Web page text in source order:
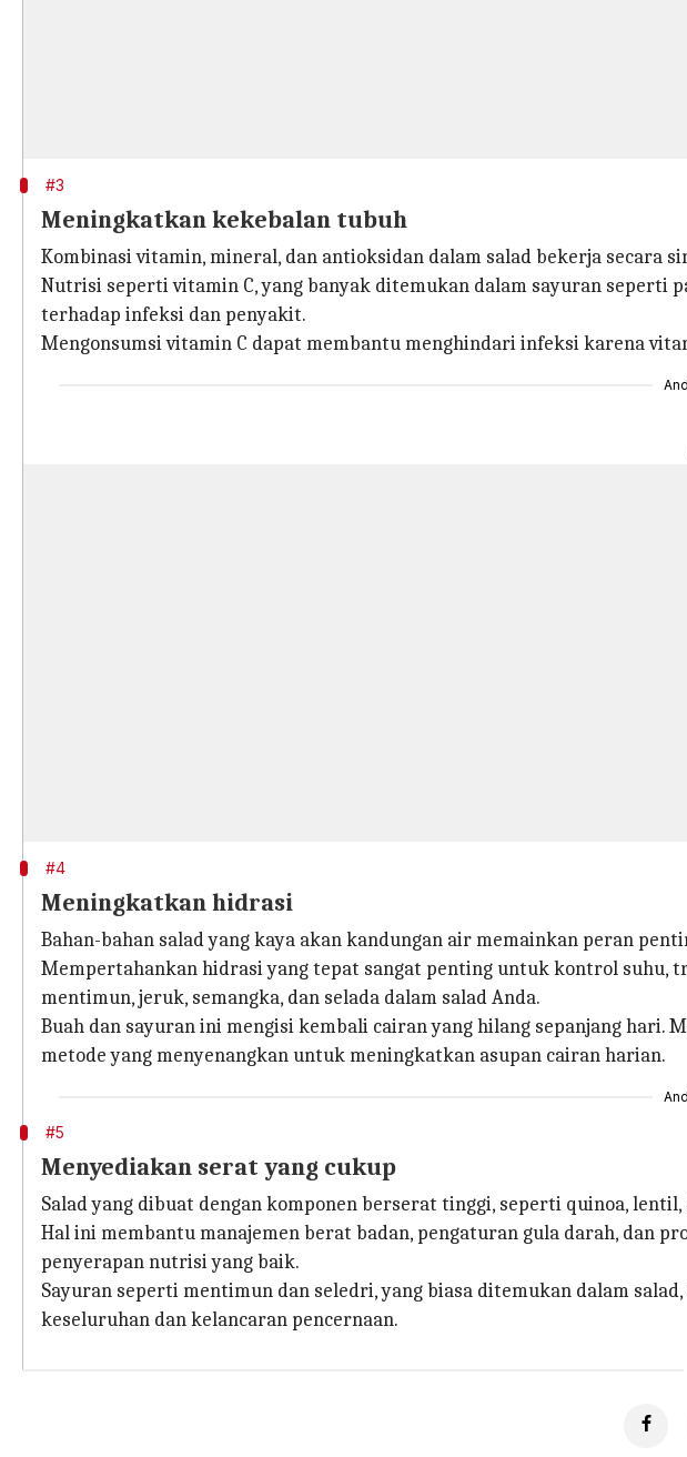
#3
Meningkatkan kekebalan tubuh
Kombinasi vitamin, mineral, dan antioksidan dalam salad bekerja secara
Nutrisi seperti vitamin C, yang banyak ditemukan dalam sayuran
terhadap infeksi dan penyakit.
Mengonsumsi vitamin C dapat membantu menghindari infeksi karena
#4
Meningkatkan hidrasi
Bahan-bahan salad yang kaya akan kandungan air memainkan peran
Mempertahankan hidrasi yang tepat sangat penting untuk kontrol suhu,
mentimun, jeruk, semangka, dan selada dalam salad Anda.
Buah dan sayuran ini mengisi kembali cairan yang hilang sepanjang hari.
metode yang menyenangkan untuk meningkatkan asupan cairan harian.
#5
Menyediakan serat yang cukup
Salad yang dibuat dengan komponen berserat tinggi, seperti quinoa,
Hal ini membantu manajemen berat badan, pengaturan gula darah, dan
penyerapan nutrisi yang baik.
Sayuran seperti mentimun dan seledri, yang biasa ditemukan dalam
keseluruhan dan kelancaran pencernaan.